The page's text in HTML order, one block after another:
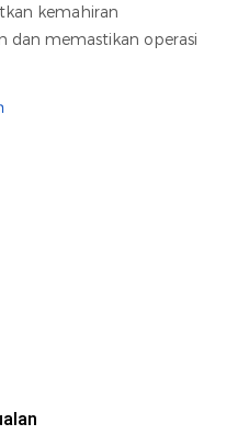
kemahiran
dan memastikan operasi